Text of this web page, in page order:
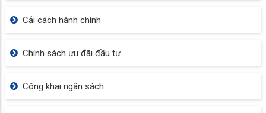
Cải cách hành chính
Chính sách ưu đãi đầu tư
Công khai ngân sách